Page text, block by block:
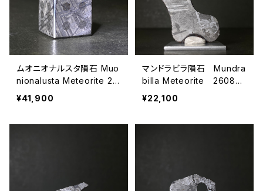
ムオニオナルスタ隕石 Muo
nionalusta Meteorite 26
080610
¥41,900
マンドラビラ隕石 Mundra
billa Meteorite 26080
608
¥22,100